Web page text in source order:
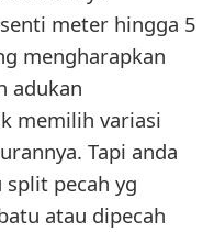
meter hingga 5
mengharapkan
adukan
memilih variasi
Tapi anda
pecah yg
atau dipecah